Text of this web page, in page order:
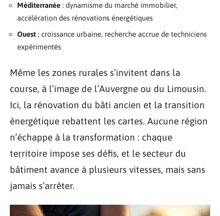
Méditerranée : dynamisme du marché immobilier,
accélération des rénovations énergétiques
Ouest : croissance urbaine, recherche accrue de techniciens
expérimentés
Même les zones rurales s’invitent dans la
course, à l’image de l’Auvergne ou du Limousin.
Ici, la rénovation du bâti ancien et la transition
énergétique rebattent les cartes. Aucune région
n’échappe à la transformation : chaque
territoire impose ses défis, et le secteur du
bâtiment avance à plusieurs vitesses, mais sans
jamais s’arrêter.